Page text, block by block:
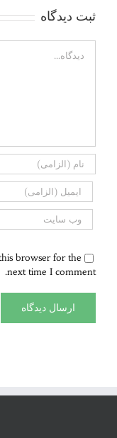
ثبت ديدگاه
browser for the
next time I comment.